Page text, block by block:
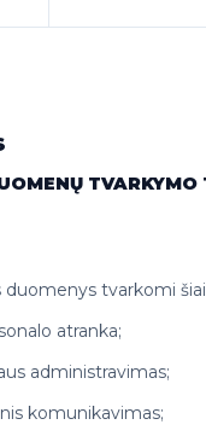
duomenys tvarkomi
atranka;
administravimas;
komunikavimas;